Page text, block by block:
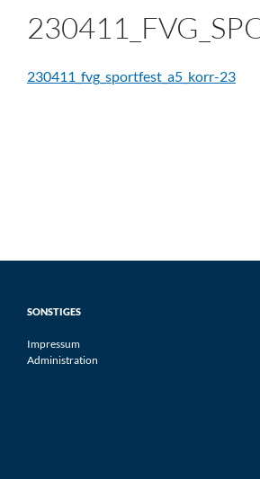
230411_fvg_sportfest_a5_korr-23
SONSTIGES
Impressum
Administration